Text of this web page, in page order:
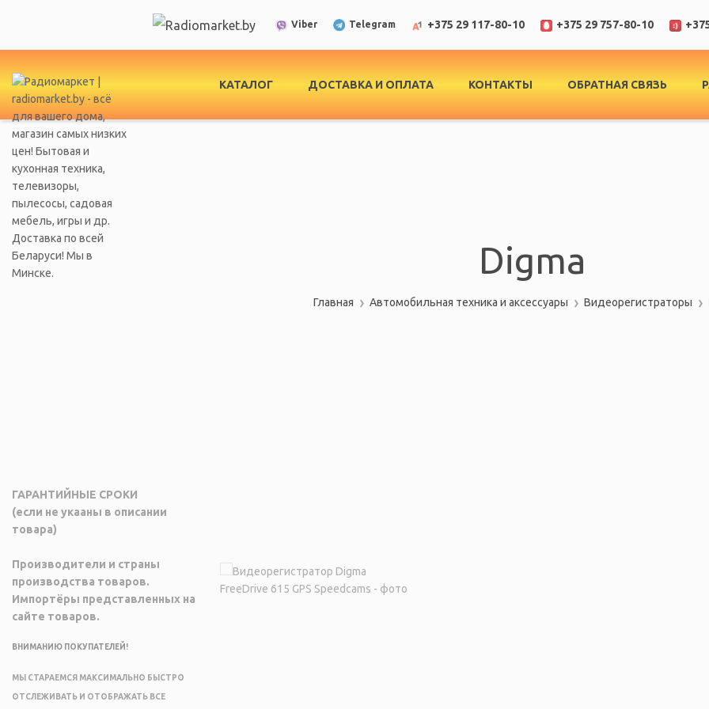
Viber Telegram +375 29 117-80-10 +375 29 757-80-10
КАТАЛОГ ДОСТАВКА И ОПЛАТА КОНТАКТЫ ОБРАТНАЯ СВЯЗЬ
Digma
Главная Автомобильная техника и аксессуары Видеорегистраторы
ГАРАНТИЙНЫЕ СРОКИ
(если не укааны в описании
товара)
Производители и страны
производства товаров.
Импортёры представленных на
сайте товаров.
ВНИМАНИЮ ПОКУПАТЕЛЕЙ!
МЫ СТАРАЕМСЯ МАКСИМАЛЬНО БЫСТРО
ОТСЛЕЖИВАТЬ И ОТОБРАЖАТЬ ВСЕ